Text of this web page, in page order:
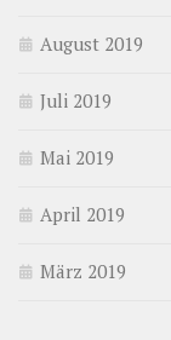
August 2019
Juli 2019
Mai 2019
April 2019
März 2019